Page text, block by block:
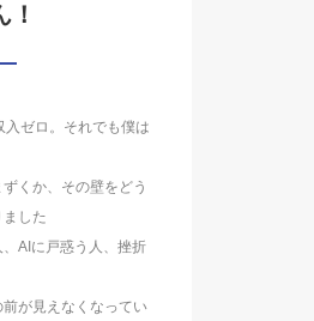
ゼロ。それでも僕は
くか、その壁をどう
した
AIに戸惑う人、挫折
が見えなくなってい